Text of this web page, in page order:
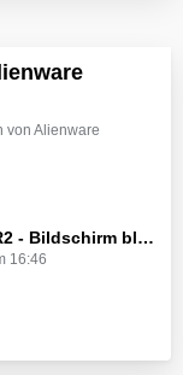
von Alienware
schwarz beim Start
16:46